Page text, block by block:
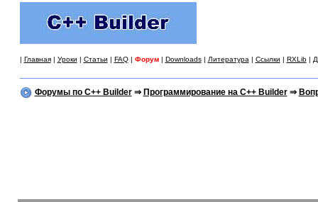
| Главная| Уроки | Статьи | FAQ| Форум | Downloads| Литература | Ссылки | RXLib|
Форумы по C++ Builder⇒ Программирование на C++ Builder⇒